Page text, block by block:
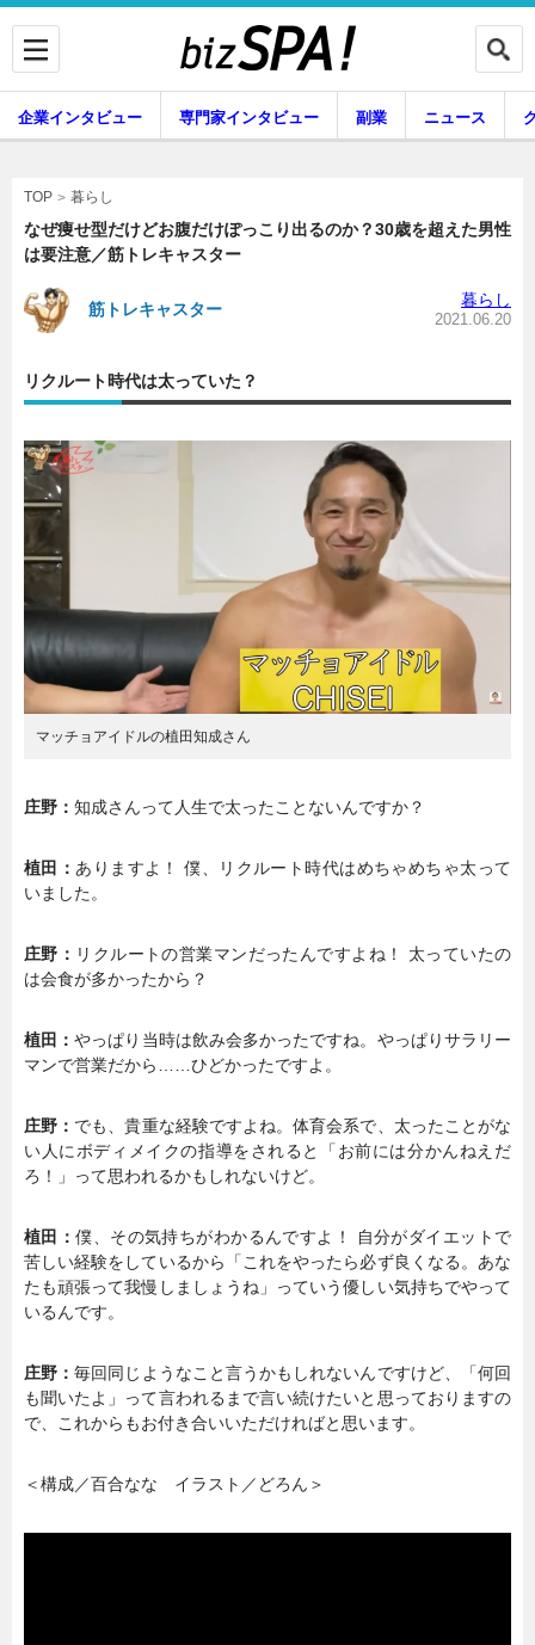
専門家インタビュー
副業
スキル
エンタメ
連載一覧
企業インタビュー 専門家インタビュー 副業 ニュース
TOP 暮らし
なぜ痩せ型だけどお腹だけぽっこり出るのか？30歳を超えた男性
は要注意／筋トレキャスター
筋トレキャスター 暮らし
2021.06.20
リクルート時代は太っていた？
マッチョアイドルの植田知成さん
庄野： 知成さんって人生で太ったことないんですか？
植田：ありますよ！ 僕、リクルート時代はめちゃめちゃ太って
いました。
庄野： リクルートの営業マンだったんですよね！ 太っていたの
は会食が多かったから？
植田：やっぱり当時は飲み会多かったですね。やっぱりサラリー
マンで営業だから……ひどかったですよ。
庄野： でも、貴重な経験ですよね。体育会系で、太ったことがな
い人にボディメイクの指導をされると「お前には分かんねえだ
ろ！」って思われるかもしれないけど。
植田：僕、その気持ちがわかるんですよ！ 自分がダイエットで
苦しい経験をしているから「これをやったら必ず良くなる。あな
たも頑張って我慢しましょうね」っていう優しい気持ちでやって
いるんです。
庄野：毎回同じようなこと言うかもしれないんですけど、「何回
も聞いたよ」って言われるまで言い続けたいと思っておりますの
で、これからもお付き合いいただければと思います。
＜構成／百合なな イラスト／どろん＞